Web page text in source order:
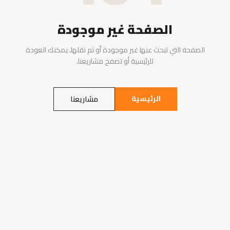
الصفحة غير موجودة
الصفحة التي تبحث عنها غير موجودة أو تم نقلها. يمكنك العودة
للرئيسية أو تصفح مشاريعنا.
الرئيسية مشاريعنا